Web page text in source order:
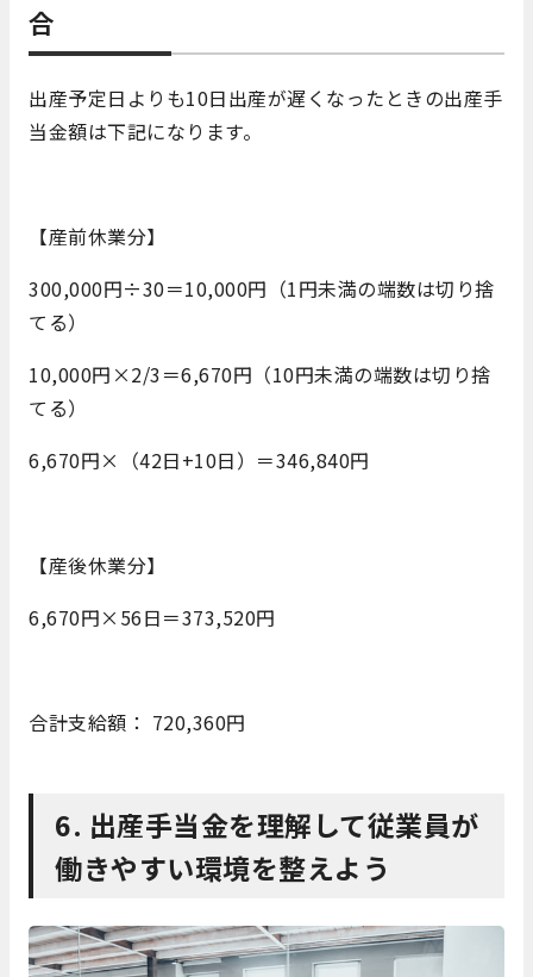
合
出産予定日よりも10日出産が遅くなったときの出産手
当金額は下記になります。
【産前休業分】
300,000円÷30＝10,000円（1円未満の端数は切り捨
てる）
10,000円×2/3＝6,670円（10円未満の端数は切り捨
てる）
6,670円×（42日+10日）＝346,840円
【産後休業分】
6,670円×56日＝373,520円
合計支給額： 720,360円
6. 出産手当金を理解して従業員が
働きやすい環境を整えよう